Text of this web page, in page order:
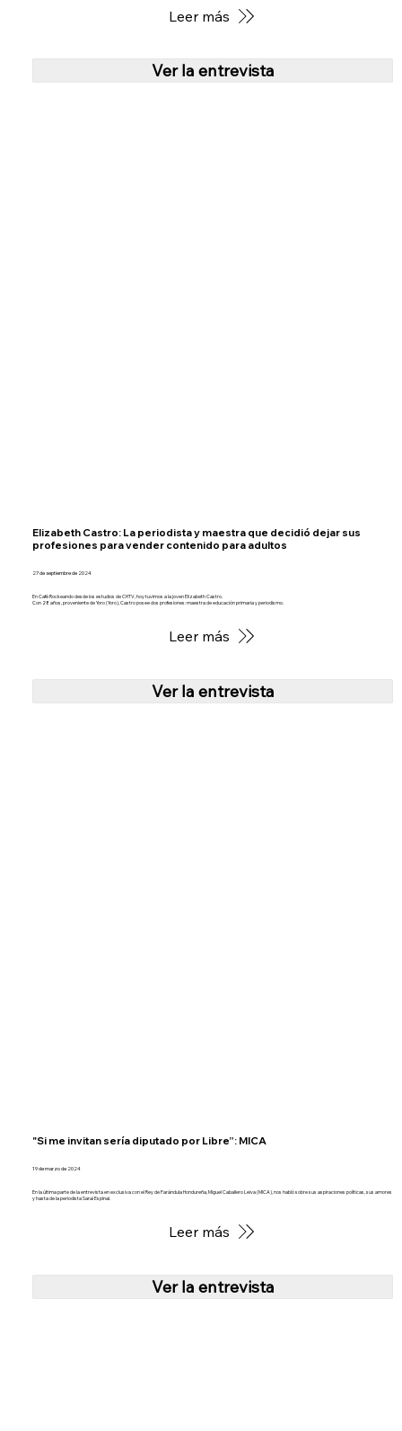
Ver la entrevista
Leer más
Elizabeth Castro: La periodista y maestra que decidió dejar sus
profesiones para vender contenido para adultos
27 de septiembre de 2024
En Café Rockeando desde los estudios de CHTV, hoy tuvimos a la joven Elizabeth Castro.
Con 28 años, proveniente de Yoro (Yoro), Castro posee dos profesiones: maestra de educación primaria y periodismo.
Ver la entrevista
Leer más
"Si me invitan sería diputado por Libre”: MICA
19 de marzo de 2024
En la última parte de la entrevista en exclusiva con el Rey de Farándula Hondureña, Miguel Caballero Leiva (MICA), nos habló sobre sus aspiraciones políticas, sus amores
y hasta de la periodista Saraí Espinal.
Ver la entrevista
Leer más